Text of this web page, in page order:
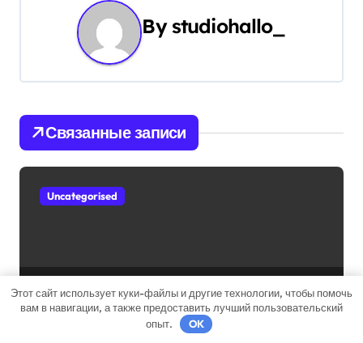
и
я
п
о
п
и
By studiohallo_
Связанные записи
Uncategorised
Ихтиоловая мазь: применение для
лечения фурункулов
Ноя 1, 2024
Этот сайт использует куки-файлы и другие технологии, чтобы помочь
вам в навигации, а также предоставить лучший пользовательский
опыт.
OK